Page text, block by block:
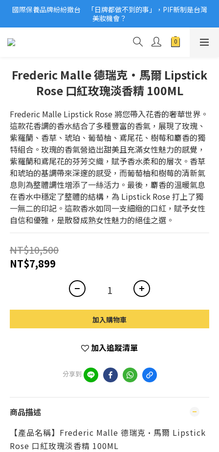
2026美妝小樣、試用品變少？PIF化妝品身分證7月上路！消費者
必懂5觀念
國際保養品牌紛紛撤台　「日牌都做不到的事」，PIF新制是台灣
美妝機會？
2026美妝小樣、試用品變少？PIF化妝品身分證7月上路！消費者
Frederic Malle 德瑞克·馬爾 Lipstick
Rose 口紅玫瑰淡香精 100ML
Frederic Malle Lipstick Rose 將您帶入花香的奢華世界。
這款花香調的香水結合了多種豐富的香氣，展現了玫瑰、
紫羅蘭、香草、琥珀、葡萄柚、鳶尾花、樹莓和麝香的獨
特組合。玫瑰的香氣營造出甜美且充滿女性魅力的感覺，
紫羅蘭和鳶尾花的芬芳交織，賦予香水柔和的層次。香草
和琥珀的基調帶來深邃的感受，而葡萄柚和樹莓的清新氣
息則為整體調性增添了一絲活力。最後，麝香的溫暖氣息
在香水中穩定了整體的結構，為 Lipstick Rose 打上了獨
一無二的印記。這款香水如同一支細緻的口紅，賦予女性
自信和優雅，是散發成熟女性魅力的絕佳之選。
NT$10,500
NT$7,899
加入購物車
加入追蹤清單
分享到
商品描述
【產品名稱】Frederic Malle 德瑞克·馬爾 Lipstick
Rose 口紅玫瑰淡香精 100ML